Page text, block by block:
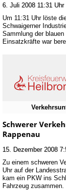
6. Juli 2008 11:31 Uhr
Um 11:31 Uhr löste
Schwaigerner
Sammlung der
Einsatzkräfte war
Schwerer
Rappenau
15. Dezember 2008
Zu einem schweren
Uhr auf der
kam ein PKW ins
Fahrzeug zusammen.